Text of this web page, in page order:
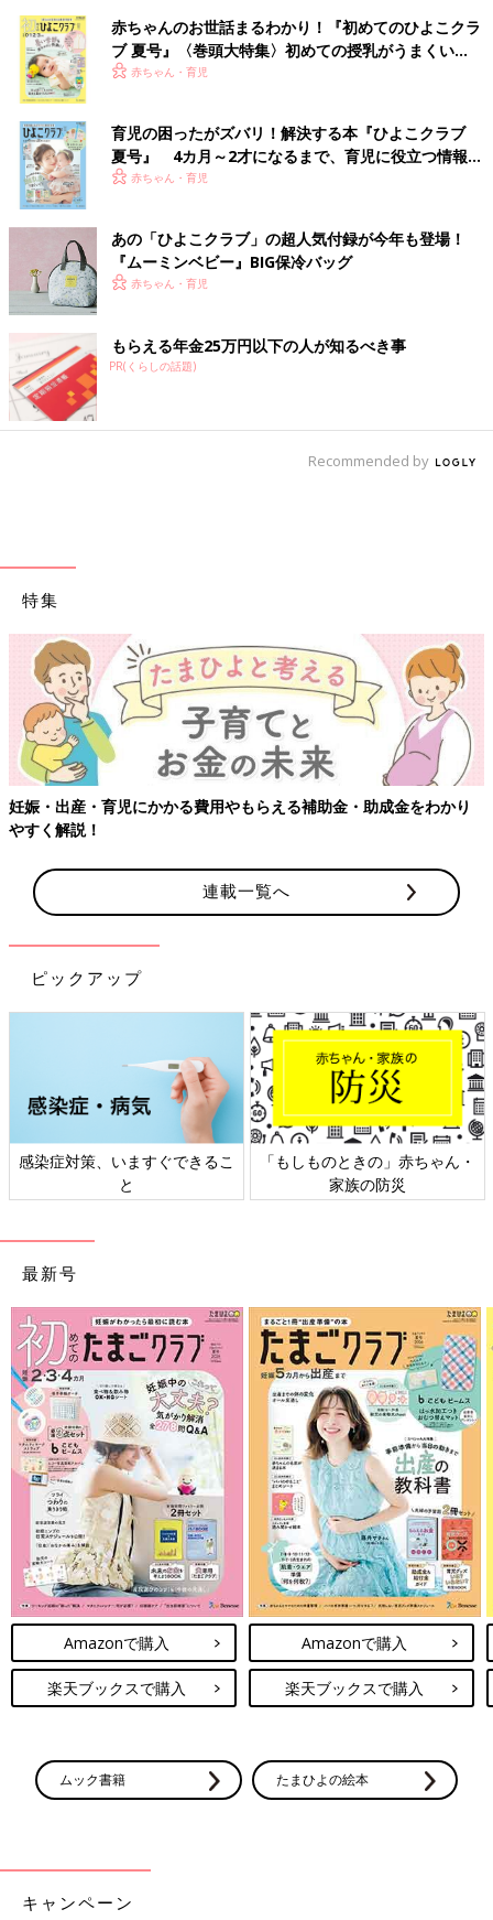
赤ちゃんのお世話まるわかり！『初めてのひよこクラ
ブ 夏号』〈巻頭大特集〉初めての授乳がうまくい
く！ おっぱい・ミルクの基本と夏のトラブル 解決テ
赤ちゃん・育児
育児の困ったがズバリ！解決する本『ひよこクラブ
夏号』 4カ月～2才になるまで、育児に役立つ情報が
いっぱい！
赤ちゃん・育児
あの「ひよこクラブ」の超人気付録が今年も登場！
『ムーミンベビー』BIG保冷バッグ
赤ちゃん・育児
もらえる年金25万円以下の人が知るべき事
PR(くらしの話題)
Recommended by
特集
妊娠・出産・育児にかかる費用やもらえる補助金・助成金をわかり
やすく解説！
連載一覧へ
ピックアップ
感染症対策、いますぐできるこ
と
「もしものときの」赤ちゃん・
家族の防災
最新号
Amazonで購入
楽天ブックスで購入
Amazonで購入
楽天ブックスで購入
ムック書籍 たまひよの絵本
キャンペーン